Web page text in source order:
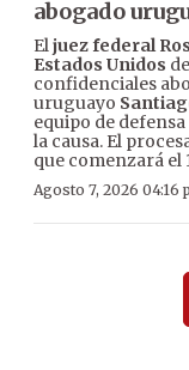
abogado
Eljuez federal
Estados Unidos
confidenciales
uruguayo
equipo de
la causa. El
que comenzará el
Agosto 7, 2026 04:16